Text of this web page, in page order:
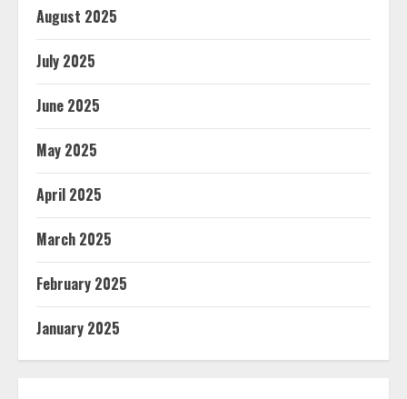
August 2025
July 2025
June 2025
May 2025
April 2025
March 2025
February 2025
January 2025